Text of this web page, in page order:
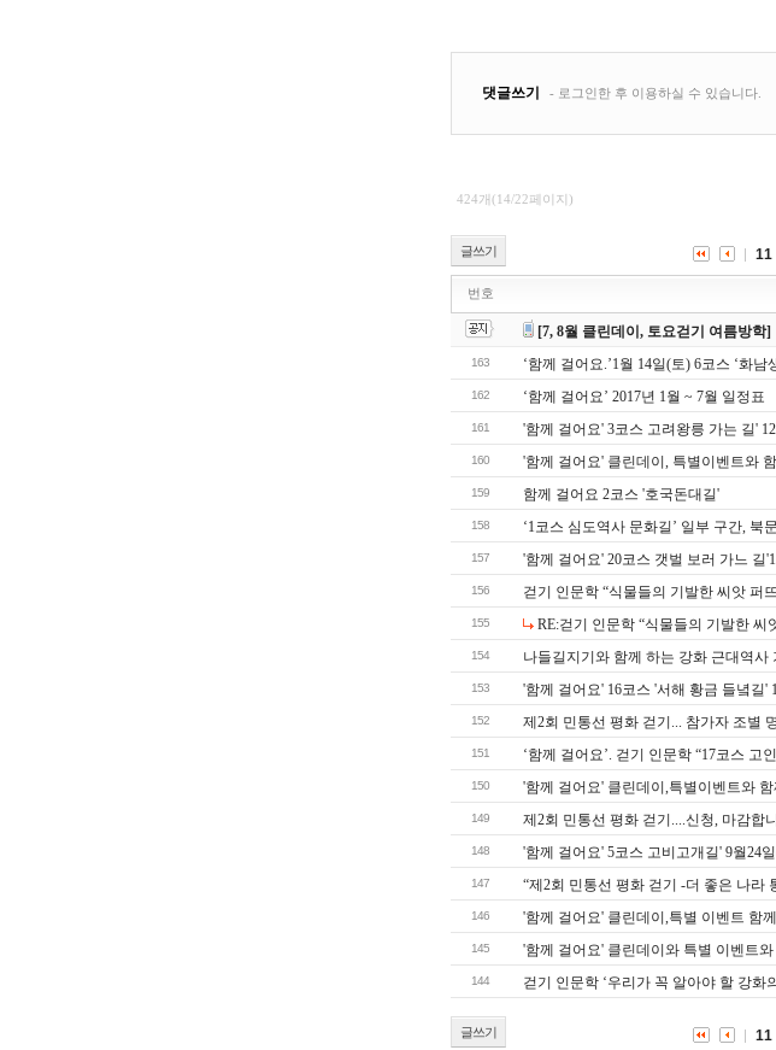
424개(14/22페이지)
글쓰기 11
번호
[7, 8월 클린데이, 토요걷기 여름방학]
163 ‘함께 걸어요.’1월 14일(토) 6코스 ‘화남
162 ‘함께 걸어요’ 2017년 1월 ~ 7월 일정표
161 '함께 걸어요' 3코스 고려왕릉 가는 길'
160 '함께 걸어요' 클린데이, 특별이벤트와
159 함께 걸어요 2코스 '호국돈대길'
158 ‘1코스 심도역사 문화길’ 일부 구간, 북
157 '함께 걸어요' 20코스 갯벌 보러 가느 길
156 걷기 인문학 “식물들의 기발한 씨앗 퍼
155 RE:걷기 인문학 “식물들의 기발한 씨
154 나들길지기와 함께 하는 강화 근대역사
153 '함께 걸어요' 16코스 '서해 황금 들녘길'
152 제2회 민통선 평화 걷기... 참가자 조별
151 ‘함께 걸어요’. 걷기 인문학 “17코스 고
150 '함께 걸어요' 클린데이,특별이벤트와
149 제2회 민통선 평화 걷기....신청, 마감합
148 '함께 걸어요' 5코스 고비고개길' 9월24
147 “제2회 민통선 평화 걷기 -더 좋은 나라
146 '함께 걸어요' 클린데이,특별 이벤트 함
145 '함께 걸어요' 클린데이와 특별 이벤트
144 걷기 인문학 ‘우리가 꼭 알아야 할 강화
글쓰기 11